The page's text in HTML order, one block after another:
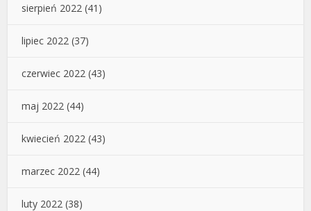
sierpień 2022 (41)
lipiec 2022 (37)
czerwiec 2022 (43)
maj 2022 (44)
kwiecień 2022 (43)
marzec 2022 (44)
luty 2022 (38)